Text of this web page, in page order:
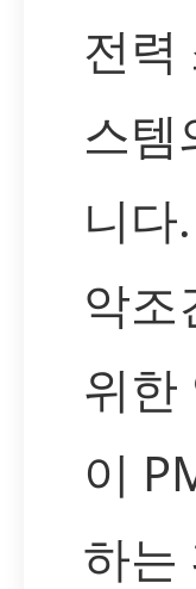
전력
스템
니다.
악조
위한
이
하는